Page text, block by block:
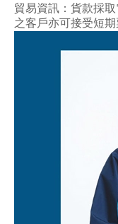
貿易資訊：貨款採
之客戶亦可接受短期